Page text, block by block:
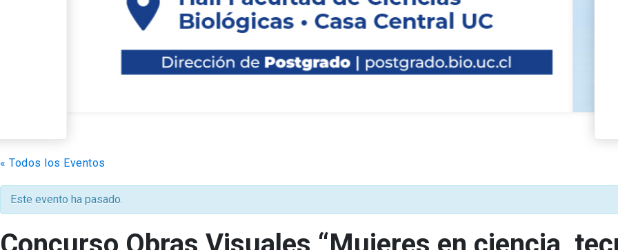
neurodegeneración y
enfoques terapéuticos”
« Todos los Eventos
Este evento ha pasado.